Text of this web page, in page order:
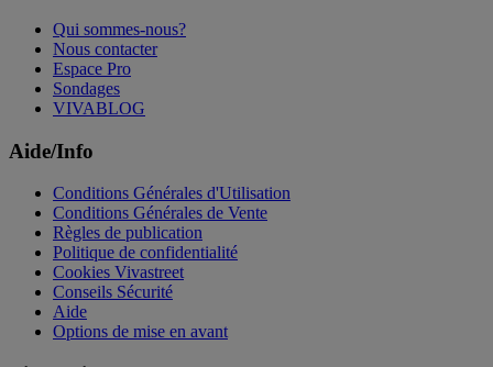
Qui sommes-nous?
Nous contacter
Espace Pro
Sondages
VIVABLOG
Aide/Info
Conditions Générales d'Utilisation
Conditions Générales de Vente
Règles de publication
Politique de confidentialité
Cookies Vivastreet
Conseils Sécurité
Aide
Options de mise en avant